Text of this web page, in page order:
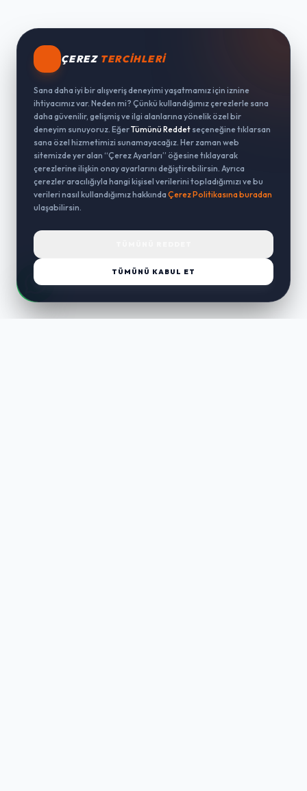
ÇEREZ TERCIHLERI
Sana daha iyi bir alışveriş deneyimi yaşatmamız için iznine
ihtiyacımız var. Neden mi? Çünkü kullandığımız çerezlerle sana
daha güvenilir, gelişmiş ve ilgi alanlarına yönelik özel bir
deneyim sunuyoruz. EğerTümünü Reddet seçeneğine tıklarsan
sana özel hizmetimizi sunamayacağız. Her zaman web
sitemizde yer alan “Çerez Ayarları” öğesine tıklayarak
çerezlerine ilişkin onay ayarlarını değiştirebilirsin. Ayrıca
çerezler aracılığıyla hangi kişisel verilerini topladığımızı ve bu
verileri nasıl kullandığımız hakkında Çerez Politikasına buradan
ulaşabilirsin.
TÜMÜNÜ KABUL ET